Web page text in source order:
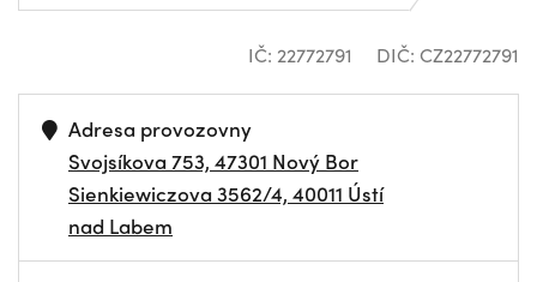
IČ: 22772791 DIČ: CZ22772791
Adresa provozovny
Svojsíkova 753, 47301 Nový Bor
Sienkiewiczova 3562/4, 40011 Ústí
nad Labem